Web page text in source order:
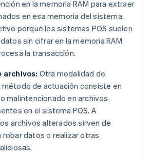
en la memoria RAM para extraer
en esa memoria del sistema.
porque los sistemas POS suelen
sin cifrar en la memoria RAM
la transacción.
archivos: Otra modalidad de
método de actuación consiste en
malintencionado en archivos
en el sistema POS. A
archivos alterados sirven de
datos o realizar otras